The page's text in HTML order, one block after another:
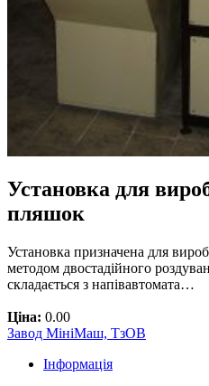
Установка для
пляшок
Установка призначена для
методом двостадійного
складається з напівавтомата…
Ціна: 0.00
Завод МініМаш, ТзОВ
Інформація